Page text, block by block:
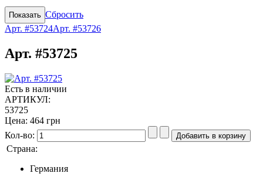
Сбросить
Арт. #53724Арт. #53726
Арт. #53725
Есть в наличии
АРТИКУЛ:
53725
Цена: 464 грн
Кол-во:
Страна:
Германия